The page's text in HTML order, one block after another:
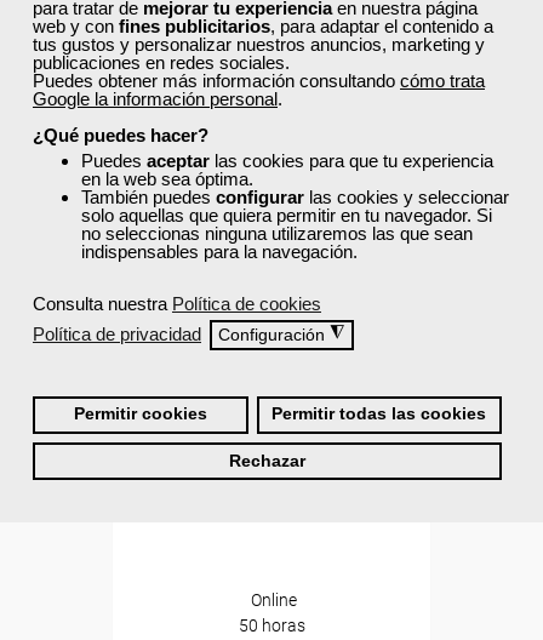
para tratar de mejorar tu experienciaen nuestra página
web y con fines publicitarios, para adaptar el contenido a
tus gustos y personalizar nuestros anuncios, marketing y
publicaciones en redes sociales.
Puedes obtener más información consultando cómo trata
Google la información personal.
¿Qué puedes hacer?
Puedes aceptar las cookies para que tu experiencia
en la web sea óptima.
También puedes configurar las cookies y seleccionar
solo aquellas que quiera permitir en tu navegador. Si
no seleccionas ninguna utilizaremos las que sean
indispensables para la navegación.
Consulta nuestra Política de cookies
Política de privacidad
Configuración ◮
Permitir cookies Permitir todas las cookies
Rechazar
0
Descuentos especiales
Diploma
Cursos Femxa
Online
50 horas